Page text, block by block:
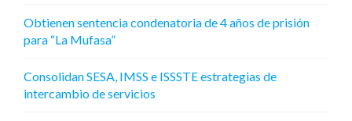
Obtienen sentencia condenatoria de 4 años de prisión
para “La Mufasa”
Consolidan SESA, IMSS e ISSSTE estrategias de
intercambio de servicios